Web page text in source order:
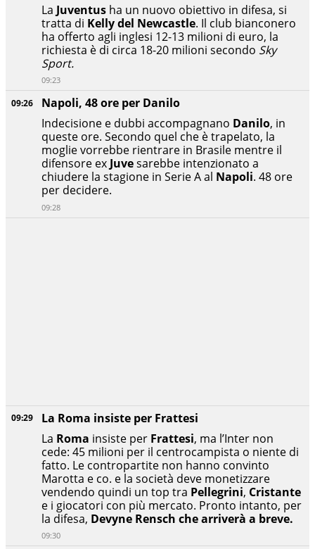
09:29
La Roma insiste per Frattesi
La Roma insiste per Frattesi, ma l’Inter non
cede: 45 milioni per il centrocampista o niente di
fatto. Le contropartite non hanno convinto
Marotta e co. e la società deve monetizzare
vendendo quindi un top tra Pellegrini, Cristante
e i giocatori con più mercato. Pronto intanto, per
la difesa, Devyne Rensch che arriverà a breve.
09:30
09:26
Napoli, 48 ore per Danilo
Indecisione e dubbi accompagnano Danilo, in
queste ore. Secondo quel che è trapelato, la
moglie vorrebbe rientrare in Brasile mentre il
difensore exJuvesarebbe intenzionato a
chiudere la stagione in Serie A al Napoli. 48 ore
per decidere.
09:28
La Juventus ha un nuovo obiettivo in difesa, si
tratta di Kelly del Newcastle. Il club bianconero
ha offerto agli inglesi 12-13 milioni di euro, la
richiesta è di circa 18-20 milioni secondo Sky
Sport.
09:23